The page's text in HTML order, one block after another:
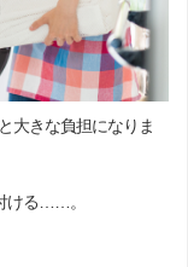
大きな負担になりま
ける……。